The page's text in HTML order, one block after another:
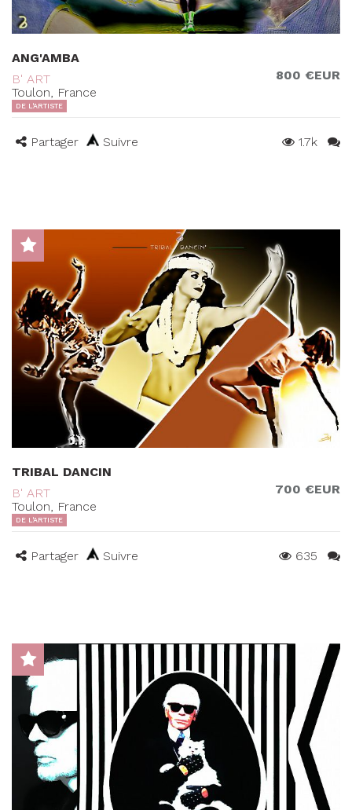
ANG'AMBA
B' ART
Toulon, France
800 €EUR
DE L'ARTISTE
Partager Suivre 1.7k
TRIBAL DANCIN
B' ART
Toulon, France
700 €EUR
DE L'ARTISTE
Partager Suivre 635